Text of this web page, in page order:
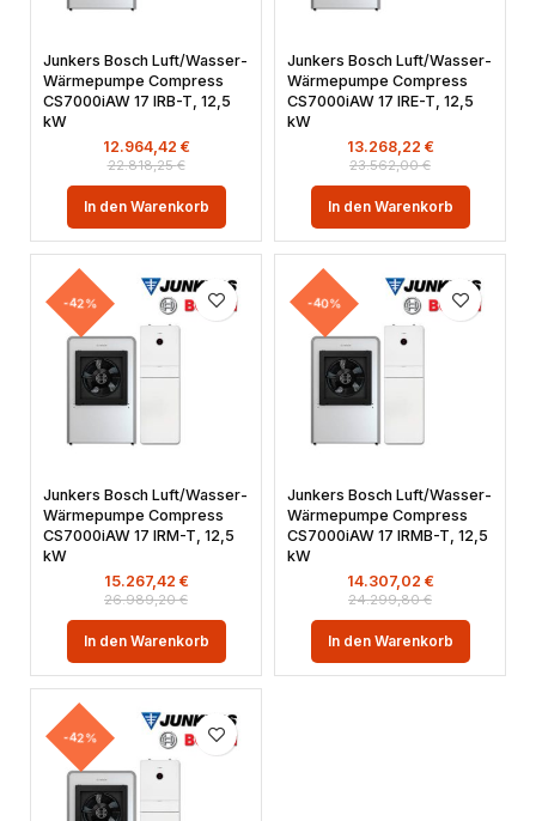
Junkers Bosch Luft/Wasser-
Wärmepumpe Compress
CS7000iAW 17 IRB-T, 12,5
kW
22.818,25€
12.964,42 €
In den Warenkorb
Junkers Bosch Luft/Wasser-
Wärmepumpe Compress
CS7000iAW 17 IRE-T, 12,5
kW
23.562,00€
13.268,22 €
In den Warenkorb
-42%
Junkers Bosch Luft/Wasser-
Wärmepumpe Compress
CS7000iAW 17 IRM-T, 12,5
kW
26.989,20€
15.267,42 €
In den Warenkorb
-40%
Junkers Bosch Luft/Wasser-
Wärmepumpe Compress
CS7000iAW 17 IRMB-T, 12,5
kW
24.299,80€
14.307,02 €
In den Warenkorb
-42%